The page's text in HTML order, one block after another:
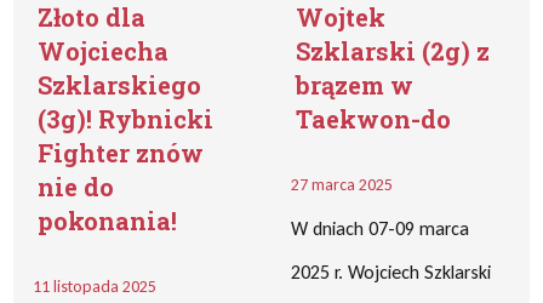
Złoto dla
Wojciecha
Szklarskiego
(3g)! Rybnicki
Fighter znów
nie do
pokonania!
11 listopada 2025
Wojtek
Szklarski (2g) z
brązem w
Taekwon-do
27 marca 2025
W dniach 07-09 marca
2025 r. Wojciech Szklarski